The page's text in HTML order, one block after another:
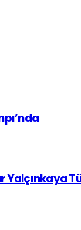
Yalçınkaya